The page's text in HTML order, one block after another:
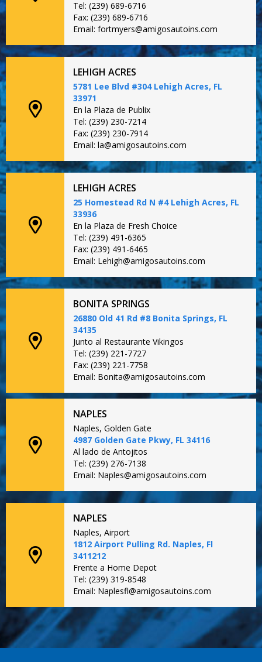
Tel: (239) 689-6716
Fax: (239) 689-6716
Email: fortmyers@amigosautoins.com
LEHIGH ACRES
5781 Lee Blvd #304 Lehigh Acres, FL
33971
En la Plaza de Publix
Tel: (239) 230-7214
Fax: (239) 230-7914
Email: la@amigosautoins.com
LEHIGH ACRES
25 Homestead Rd N #4 Lehigh Acres, FL
33936
En la Plaza de Fresh Choice
Tel: (239) 491-6365
Fax: (239) 491-6465
Email: Lehigh@amigosautoins.com
BONITA SPRINGS
26880 Old 41 Rd #8 Bonita Springs, FL
34135
Junto al Restaurante Vikingos
Tel: (239) 221-7727
Fax: (239) 221-7758
Email: Bonita@amigosautoins.com
NAPLES
Naples, Golden Gate
4987 Golden Gate Pkwy, FL 34116
Al lado de Antojitos
Tel: (239) 276-7138
Email: Naples@amigosautoins.com
NAPLES
Naples, Airport
1812 Airport Pulling Rd. Naples, Fl
3411212
Frente a Home Depot
Tel: (239) 319-8548
Email: Naplesfl@amigosautoins.com